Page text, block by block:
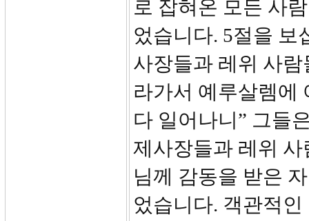
로 잡혀온 모든 사
었습니다. 5절을 보
사장들과 레위 사
라가서 예루살렘에
다 일어나니” 그들
제사장들과 레위
님께 감동을 받은
었습니다. 객관적